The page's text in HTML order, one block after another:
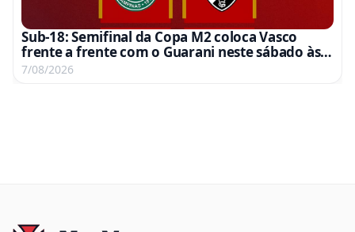
Sub-18: Semifinal da Copa M2 coloca Vasco
frente a frente com o Guarani neste sábado às
15h
7/08/2026